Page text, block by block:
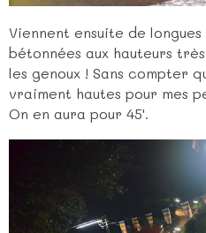
Viennent ensuite de
bétonnées aux hauteurs
les genoux ! Sans compter
vraiment hautes pour mes
On en aura pour 45'.